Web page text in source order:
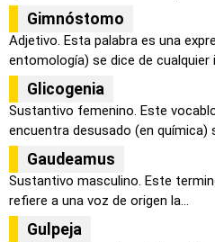
Gimnóstomo
Adjetivo. Esta palabra es una
entomología) se dice de cualquier
Glicogenia
Sustantivo femenino. Este
encuentra desusado (en química)
Gaudeamus
Sustantivo masculino. Este
refiere a una voz de origen la...
Gulpeja